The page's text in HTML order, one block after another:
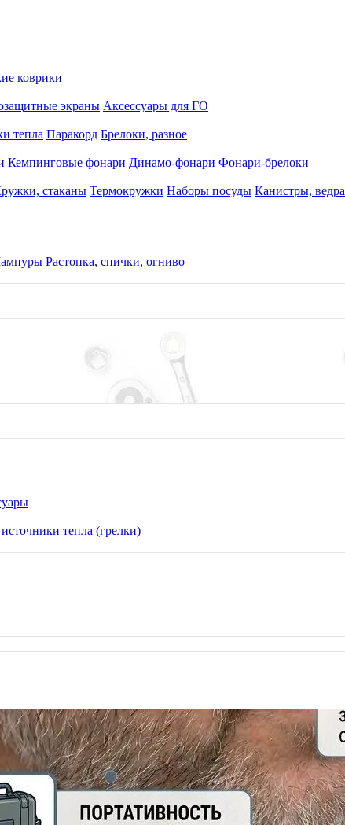
коврики
экраны Аксессуары для ГО
тепла Паракорд Брелоки, разное
Кемпинговые фонари Динамо-фонари Фонари-брелоки
стаканы Термокружки Наборы посуды Канистры, ведра
Растопка, спички, огниво
тепла (грелки)